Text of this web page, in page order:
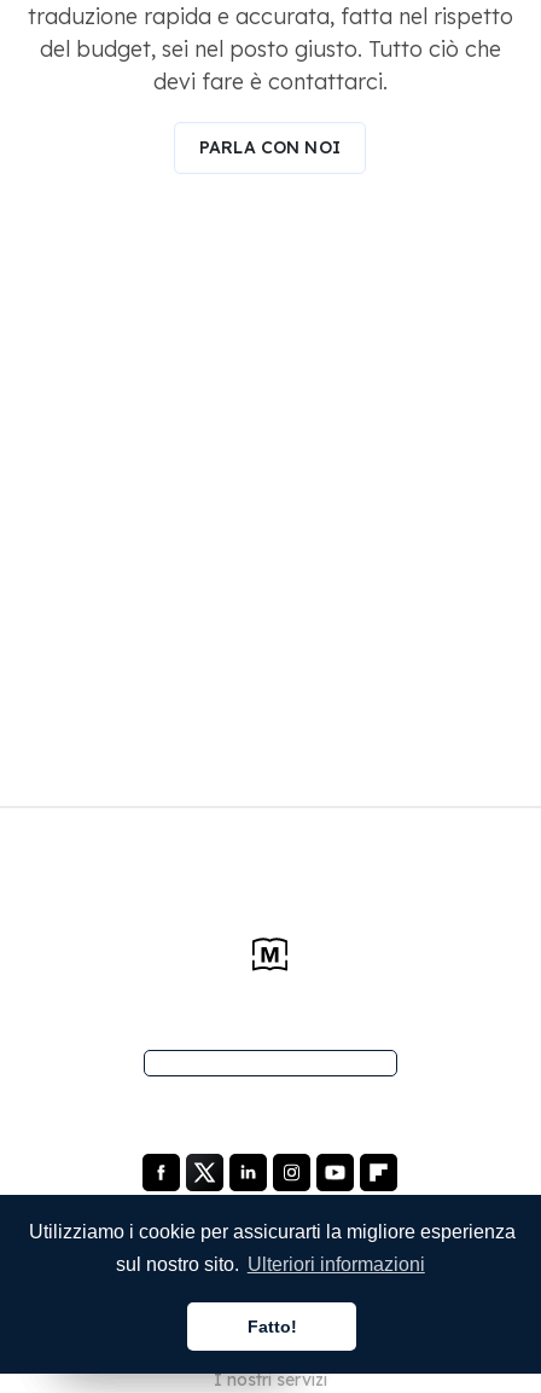
Utilizziamo i cookie per assicurarti la migliore esperienza
sul nostro sito. Ulteriori informazioni
Fatto!
traduzione rapida e accurata, fatta nel rispetto
del budget, sei nel posto giusto. Tutto ciò che
devi fare è contattarci.
PARLA CON NOI
Chi siamo
I nostri servizi
Italiano
Italiano
Italiano